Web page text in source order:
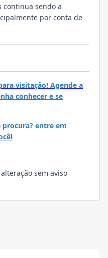
continua sendo a
por conta de
visitação! Agende a
conhecer e se
entre em
sem aviso